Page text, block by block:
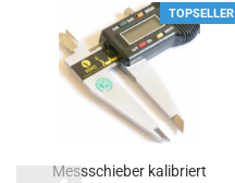
TOPSELLER
Messschieber kalibriert